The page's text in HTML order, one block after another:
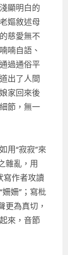
顯明白的
嫗敘述母
慈愛無不
喃自語、
過通俗平
出了人間
家回來後
節，無一
用“寂寂”來
雜亂，用
寫作者攻讀
姍”；寫枇
更為真切，
來，音節